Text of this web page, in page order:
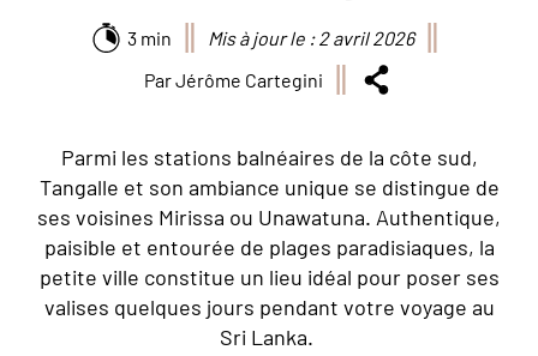
3 min
Mis à jour le : 2 avril 2026
Par Jérôme Cartegini
Parmi les stations balnéaires de la côte sud,
Tangalle et son ambiance unique se distingue de
ses voisines Mirissa ou Unawatuna. Authentique,
paisible et entourée de plages paradisiaques, la
petite ville constitue un lieu idéal pour poser ses
valises quelques jours pendant votre voyage au
Sri Lanka.